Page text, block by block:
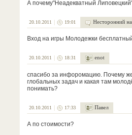
А почему"Неадекватный
20.10.2011 19:01 Несторонний
Вход на игры Молодежки
20.10.2011 18:31 enot
спасибо за инфоромацию. Почему
глобальных задач и какая там
понимать?
20.10.2011 17:33 Павел
А по стоимости?